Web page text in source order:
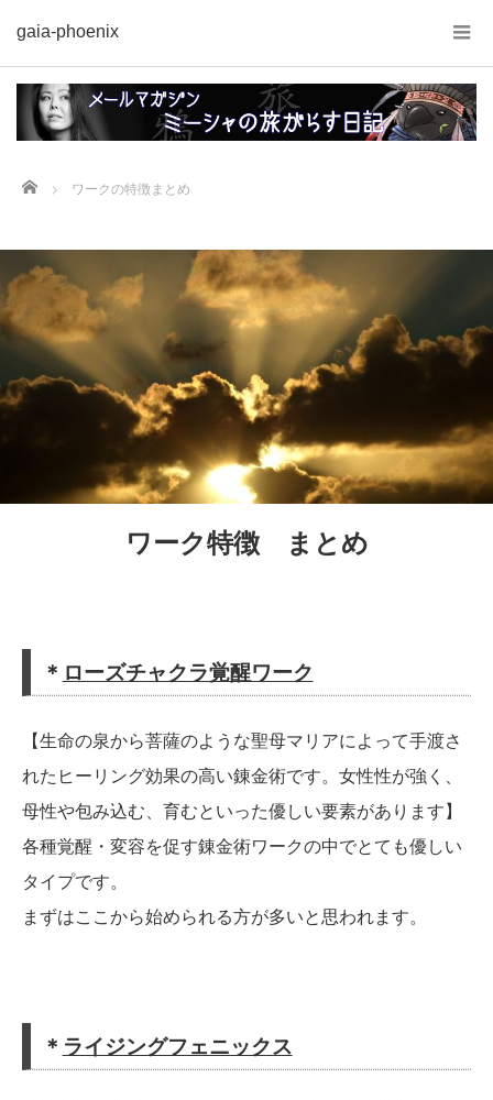
gaia-phoenix
Home ワークの特徴まとめ
ワーク特徴 まとめ
＊ ローズチャクラ覚醒ワーク
【生命の泉から菩薩のような聖母マリアによって手渡さ
れたヒーリング効果の高い錬金術です。女性性が強く、
母性や包み込む、育むといった優しい要素があります】
各種覚醒・変容を促す錬金術ワークの中でとても優しい
タイプです。
まずはここから始められる方が多いと思われます。
＊ ライジングフェニックス